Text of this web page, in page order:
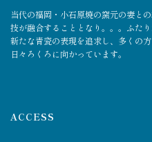
当代の福岡・小石原焼の窯元の妻と
技が融合することとなり。。。ふた
新たな青瓷の表現を追求し、多くの
日々ろくろに向かっています。
ACCESS